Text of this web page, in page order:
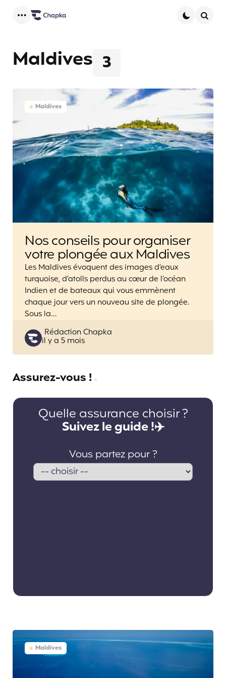
3
Maldives
Maldives
Nos conseils pour organiser
votre plongée aux Maldives
Les Maldives évoquent des images d’eaux
turquoise, d’atolls perdus au cœur de l’océan
Indien et de bateaux qui vous emmènent
chaque jour vers un nouveau site de plongée.
Sous la…
Posted
by
Rédaction Chapka
il y a 5 mois
Assurez-vous !
Maldives